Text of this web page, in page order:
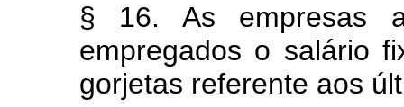
§ 16. As empresas
empregados o salário
gorjetas referente aos